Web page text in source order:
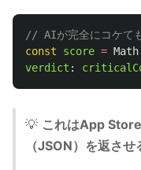
// AIが完全にコケて
const
score = Math
verdict :
💡 これはApp
（JSON）を返さ